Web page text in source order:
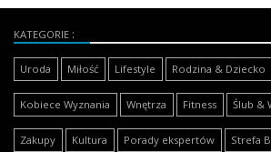
KATEGORIE
Uroda Miłość Lifestyle Rodzina & Dziecko
Kobiece Wyznania Wnętrza Fitness Ślub &
Zakupy Kultura Porady ekspertów Strefa